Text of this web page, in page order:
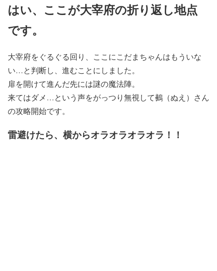
はい、ここが大宰府の折り返し地点
です。
大宰府をぐるぐる回り、ここにこだまちゃんはもういな
い…と判断し、進むことにしました。
扉を開けて進んだ先には謎の魔法陣。
来てはダメ…という声をがっつり無視して鵺（ぬえ）さん
の攻略開始です。
雷避けたら、横からオラオラオラオラ！！